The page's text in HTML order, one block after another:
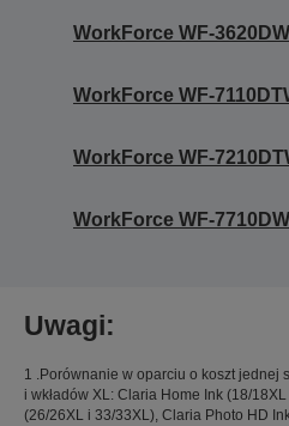
WorkForce WF-
WorkForce WF-
WorkForce WF-
WorkForce WF-
Uwagi:
1 .Porównanie w oparciu o koszt jednej
i wkładów XL: Claria Home Ink (18/
(26/26XL i 33/33XL), Claria Photo HD